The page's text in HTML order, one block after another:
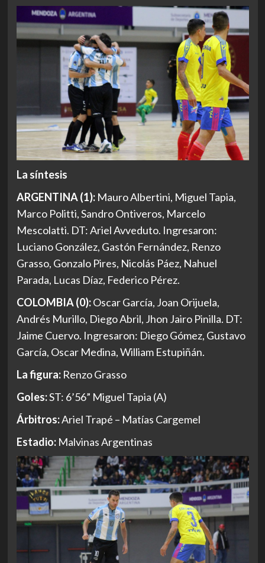
La síntesis
ARGENTINA (1):Mauro Albertini, Miguel Tapia,
Marco Politti, Sandro Ontiveros, Marcelo
Mescolatti. DT: Ariel Avveduto. Ingresaron:
Luciano González, Gastón Fernández, Renzo
Grasso, Gonzalo Pires, Nicolás Páez, Nahuel
Parada, Lucas Díaz, Federico Pérez.
COLOMBIA (0):Oscar García, Joan Orijuela,
Andrés Murillo, Diego Abril, Jhon Jairo Pinilla. DT:
Jaime Cuervo. Ingresaron: Diego Gómez, Gustavo
García, Oscar Medina, William Estupiñán.
La figura:Renzo Grasso
Goles:ST: 6’56” Miguel Tapia (A)
Árbitros:Ariel Trapé – Matías Cargemel
Estadio:Malvinas Argentinas